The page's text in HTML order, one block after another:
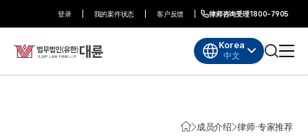
登录 我的案件状态 客户反馈 律师咨询受理1800-7905
Korea
中文
成员介绍 律师·专家推荐